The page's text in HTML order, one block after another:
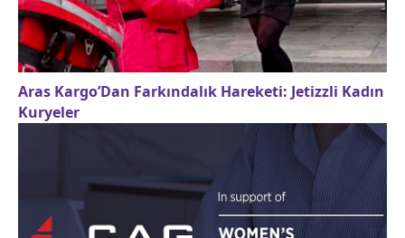
Aras Kargo’Dan Farkındalık Hareketi: Jetizzli Kadın
Kuryeler